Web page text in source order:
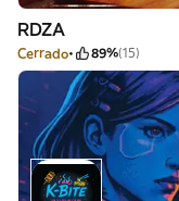
RDZA
Cerrado 89%(15)